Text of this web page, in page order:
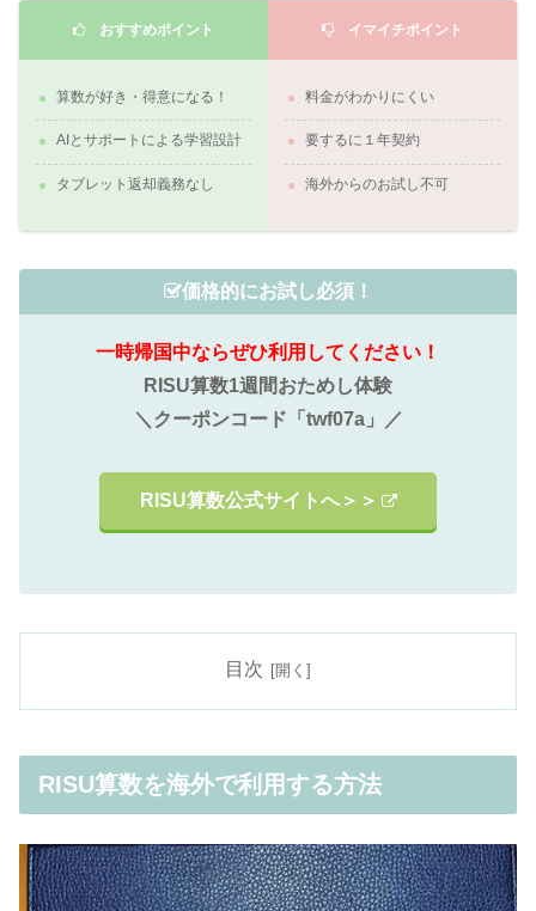
おすすめポイント
算数が好き・得意になる！
AIとサポートによる学習設計
タブレット返却義務なし
イマイチポイント
料金がわかりにくい
要するに１年契約
海外からのお試し不可
価格的にお試し必須！
一時帰国中ならぜひ利用してください！
RISU算数1週間おためし体験
＼クーポンコード「twf07a」／
RISU算数公式サイトへ＞＞
目次
RISU算数を海外で利用する方法